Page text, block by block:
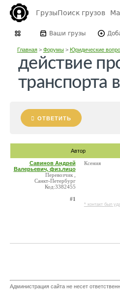
ГрузыПоиск грузов
Ваши грузы
Главная> Форумы> Юридические
действие
транспорта
ОТВЕТИТЬ
Автор
Савинов Андрей
Валерьевич, физ.лицо
Перевозчик ,
Санкт-Петербург
Код:3382455
#1
Ксения
* контакт был
Администрация сайта не несет